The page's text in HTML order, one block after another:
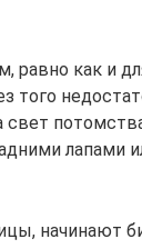
равно как и
того
свет
лапами
начинают